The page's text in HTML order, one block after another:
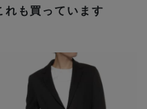
れも買っています